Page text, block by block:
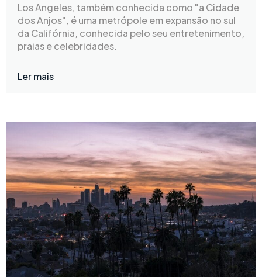
Los Angeles, também conhecida como "a Cidade
dos Anjos", é uma metrópole em expansão no sul
da Califórnia, conhecida pelo seu entretenimento,
praias e celebridades.
Ler mais